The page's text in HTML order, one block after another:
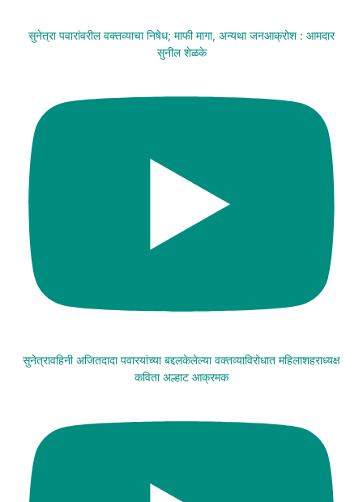
सुनेत्रा पवारांवरील वक्तव्याचा निषेध; माफी मागा, अन्यथा जनआक्रोश : आमदार
सुनील शेळके
सुनेत्रावहिनी अजितदादा पवारयांच्या बद्दलकेलेल्या वक्तव्याविरोधात महिलाशहराध्यक्ष
कविता अल्हाट आक्रमक